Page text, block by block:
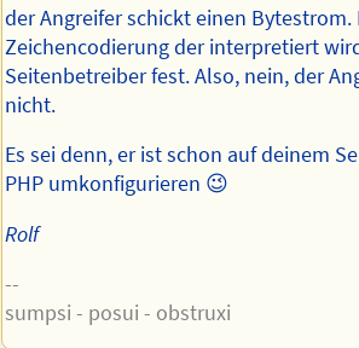
der Angreifer schickt einen
Zeichencodierung der interpretiert
Seitenbetreiber fest. Also, nein, der
nicht.
Es sei denn, er ist schon auf deinem
PHP umkonfigurieren 😉
Rolf
--
sumpsi - posui - obstruxi